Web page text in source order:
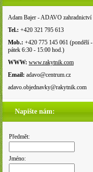
Adam Bajer - ADAVO zahradnictví
Tel.: +420 321 795 613
Mob.: +420 775 145 061 (pondělí -
pátek 6:30 - 15:00 hod.)
WWW: www.rakytnik.com
Email: adavo@centrum.cz
adavo.objednavky@rakytnik.com
Napište nám:
Předmět:
Jméno: